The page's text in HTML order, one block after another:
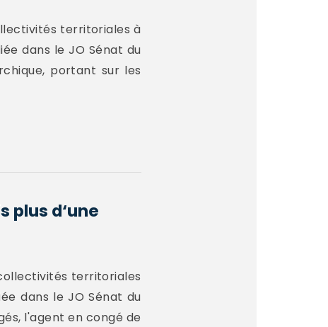
territoriales à
dans le JO Sénat du
portant sur les
plus d‘une
territoriales
dans le JO Sénat du
l'agent en congé de